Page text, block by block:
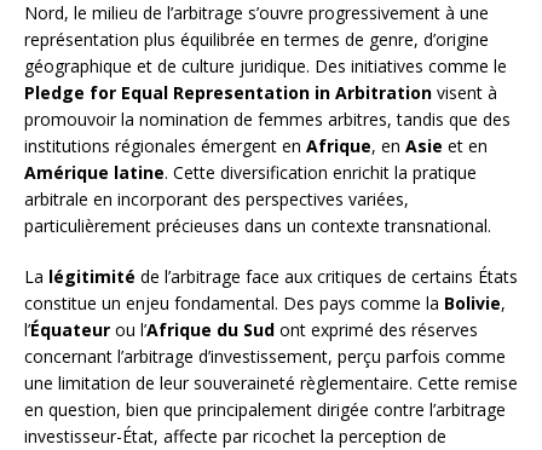
Nord, le milieu de l’arbitrage s’ouvre progressivement à une
représentation plus équilibrée en termes de genre, d’origine
géographique et de culture juridique. Des initiatives comme le
Pledge for Equal Representation in Arbitration visent à
promouvoir la nomination de femmes arbitres, tandis que des
institutions régionales émergent en Afrique, en Asie et en
Amérique latine. Cette diversification enrichit la pratique
arbitrale en incorporant des perspectives variées,
particulièrement précieuses dans un contexte transnational.
La légitimité de l’arbitrage face aux critiques de certains États
constitue un enjeu fondamental. Des pays comme la Bolivie,
l’Équateur ou l’Afrique du Sud ont exprimé des réserves
concernant l’arbitrage d’investissement, perçu parfois comme
une limitation de leur souveraineté règlementaire. Cette remise
en question, bien que principalement dirigée contre l’arbitrage
investisseur-État, affecte par ricochet la perception de